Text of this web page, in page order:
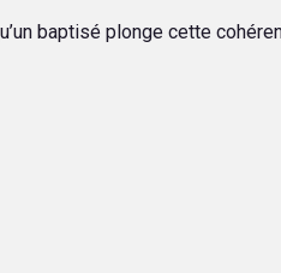
baptisé plonge cette